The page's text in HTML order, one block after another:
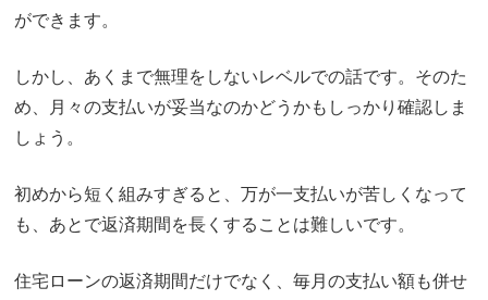
ができます。
しかし、あくまで無理をしないレベルでの話です。そのた
め、月々の支払いが妥当なのかどうかもしっかり確認しま
しょう。
初めから短く組みすぎると、万が一支払いが苦しくなって
も、あとで返済期間を長くすることは難しいです。
住宅ローンの返済期間だけでなく、毎月の支払い額も併せ